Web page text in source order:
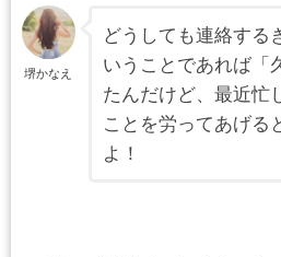
堺かなえ
どうしても連絡する
いうことであれば「
たんだけど、最近忙
ことを労ってあげる
よ！